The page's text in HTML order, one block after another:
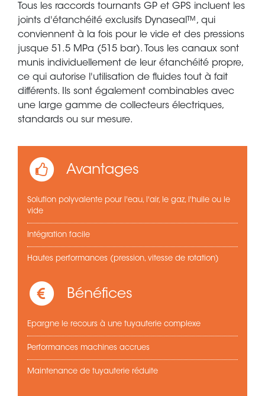
Tous les raccords tournants GP et GPS incluent les
joints d'étanchéité exclusifs Dynaseal™, qui
conviennent à la fois pour le vide et des pressions
jusque 51.5 MPa (515 bar). Tous les canaux sont
munis individuellement de leur étanchéité propre,
ce qui autorise l'utilisation de fluides tout à fait
différents. Ils sont également combinables avec
une large gamme de collecteurs électriques,
standards ou sur mesure.
Avantages
Solution polyvalente pour l'eau, l'air, le gaz, l'huile ou le
vide
Intégration facile
Hautes performances (pression, vitesse de rotation)
Bénéfices
Epargne le recours à une tuyauterie complexe
Performances machines accrues
Maintenance de tuyauterie réduite